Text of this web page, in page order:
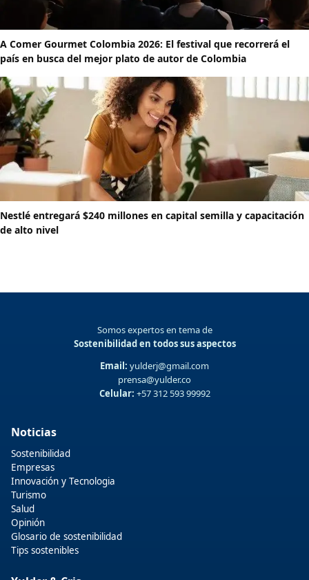
A Comer Gourmet Colombia 2026: El festival que recorrerá el
país en busca del mejor plato de autor de Colombia
Nestlé entregará $240 millones en capital semilla y capacitación
de alto nivel
Somos expertos en tema de
Sostenibilidad en todos sus aspectos
Email: yulderj@gmail.com
prensa@yulder.co
Celular: +57 312 593 99992
Noticias
Sostenibilidad
Empresas
Innovación y Tecnologia
Turismo
Salud
Opinión
Glosario de sostenibilidad
Tips sostenibles